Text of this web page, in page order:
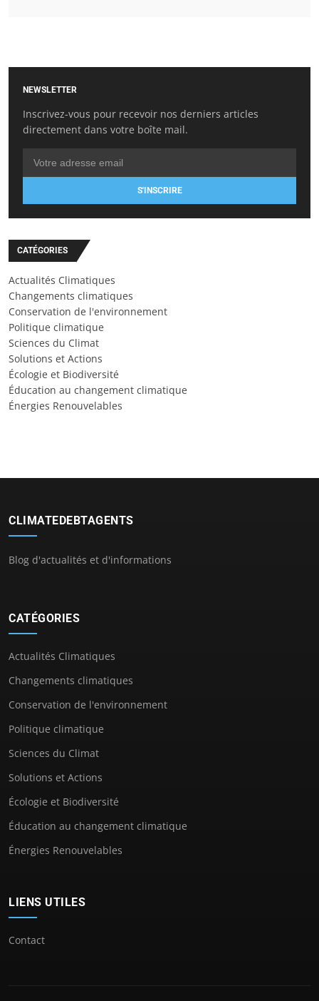
NEWSLETTER
Inscrivez-vous pour recevoir nos derniers articles
directement dans votre boîte mail.
S'INSCRIRE
CATÉGORIES
Actualités Climatiques
Changements climatiques
Conservation de l'environnement
Politique climatique
Sciences du Climat
Solutions et Actions
Écologie et Biodiversité
Éducation au changement climatique
Énergies Renouvelables
CLIMATEDEBTAGENTS
Blog d'actualités et d'informations
CATÉGORIES
Actualités Climatiques
Changements climatiques
Conservation de l'environnement
Politique climatique
Sciences du Climat
Solutions et Actions
Écologie et Biodiversité
Éducation au changement climatique
Énergies Renouvelables
LIENS UTILES
Contact